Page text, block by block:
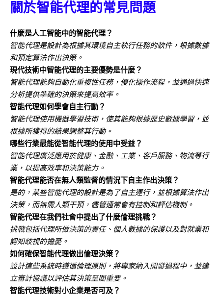
關於智能代理的常見問題
什麼是人工智能中的智能代理？
智能代理是設計為根據其環境自主執行任務的軟件，根據數據
和預定算法作出決策。
現代技術中智能代理的主要優勢是什麼？
智能代理能夠自動化重複性任務，優化操作流程，並通過快速
分析提供準確的決策來提高效率。
智能代理如何學會自主行動？
智能代理使用機器學習技術，使其能夠根據歷史數據學習，並
根據所獲得的結果調整其行動。
哪些行業最能從智能代理的使用中受益？
智能代理廣泛應用於健康、金融、工業、客戶服務、物流等行
業，以提高效率和決策能力。
智能代理能否在無人類監督的情況下自主作出決策？
是的，某些智能代理的設計是為了自主運行，並根據算法作出
決策，而無需人類干預，儘管通常會有控制和評估機制。
智能代理在我們社會中提出了什麼倫理挑戰？
挑戰包括代理所做決策的責任、個人數據的保護以及對就業和
認知歧視的擔憂。
如何確保智能代理做出倫理決策？
設計這些系統時遵循倫理原則，將專家納入開發過程中，並建
立審計協議以評估其決策至關重要。
智能代理技術對小企業是否可及？